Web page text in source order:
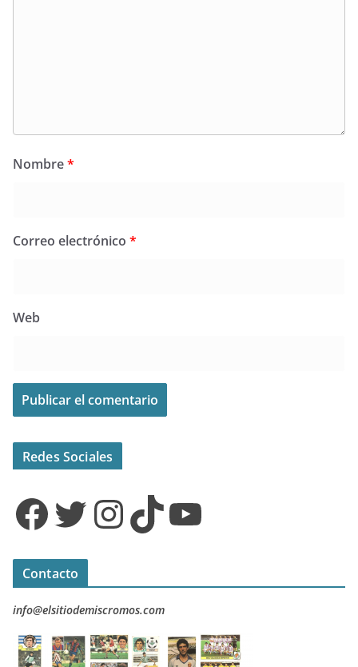
Nombre*
Correo electrónico *
Web
Redes Sociales
Facebook Twitter InstagramTikTok YouTube
Contacto
info@elsitiodemiscromos.com